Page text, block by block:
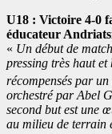
U18 : Victoire 4-0
éducateur
« Un début de
pressing très haut et
récompensés par
orchestré par Abel
second but est une
au milieu de terrain